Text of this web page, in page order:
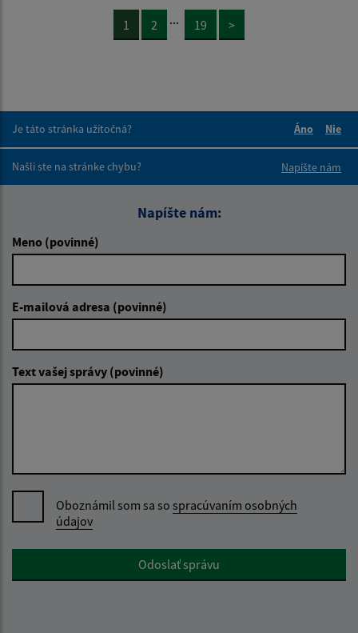
1 2 ... 19 >
Je táto stránka užitočná?
Áno
Nie
Našli ste na stránke chybu?
Napíšte nám
Napíšte nám:
Meno (povinné)
E-mailová adresa (povinné)
Text vašej správy (povinné)
Oboznámil som sa so spracúvaním osobných
údajov
Google reCaptcha ResponseOdoslať správu